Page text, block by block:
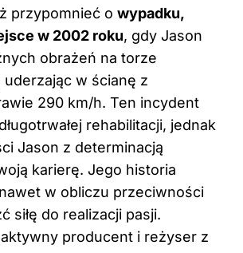
przypomnieć o wypadku,
w 2002 roku, gdy Jason
obrażeń na torze
w ścianę z
290 km/h. Ten incydent
rehabilitacji, jednak
Jason z determinacją
karierę. Jego historia
w obliczu przeciwności
siłę do realizacji pasji.
producent i reżyser z